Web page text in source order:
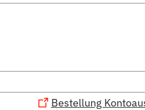
Bestellung